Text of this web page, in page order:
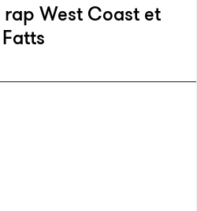
rap West Coast et